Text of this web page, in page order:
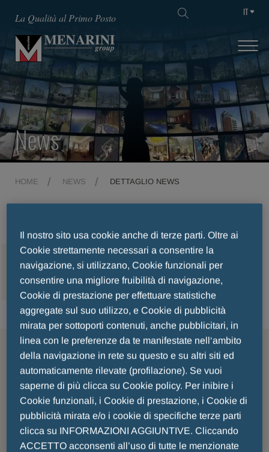
La Qualità al Primo Posto IT
News
HOME NEWS DETTAGLIO NEWS
MENU
Il nostro sito usa cookie anche di terze parti. Oltre ai
Cookie strettamente necessari a consentire la
navigazione, si utilizzano, Cookie funzionali per
consentire una migliore fruibilità di navigazione,
Cookie di prestazione per effettuare statistiche
aggregate sul suo utilizzo, e Cookie di pubblicità
mirata per sottoporti contenuti, anche pubblicitari, in
linea con le preferenze da te manifestate nell‘ambito
della navigazione in rete su questo e su altri siti ed
automaticamente rilevate (profilazione). Se vuoi
saperne di più clicca su Cookie policy. Per inibire i
Cookie funzionali, i Cookie di prestazione, i Cookie di
pubblicità mirata e/o i cookie di specifiche terze parti
clicca su INFORMAZIONI AGGIUNTIVE. Cliccando
ACCETTO acconsenti all’uso di tutte le menzionate